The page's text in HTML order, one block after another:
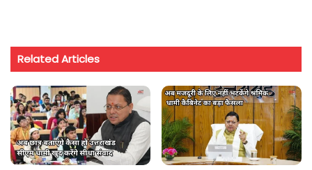
t
s
A
p
p
e
b
o
o
k
t
t
e
r
i
y
i
n
k
r
Related Articles